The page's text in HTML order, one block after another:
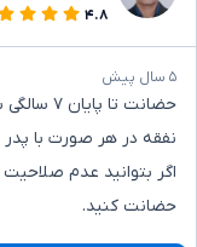
۴.۸
۵ سال پیش
حضانت
نفقه در هر صورت با
اگر بتوانید عدم صلاحیت
حضانت کنید.